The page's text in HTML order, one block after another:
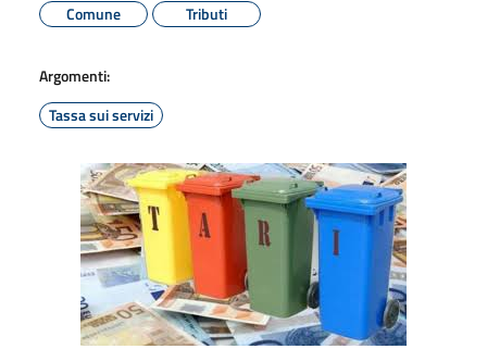
Comune
Tributi
Argomenti:
Tassa sui servizi